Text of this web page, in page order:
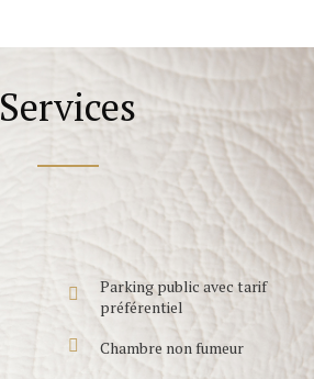
Services
Parking public avec tarif
préférentiel
Chambre non fumeur